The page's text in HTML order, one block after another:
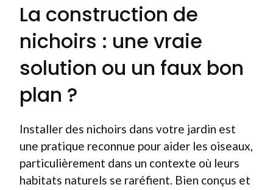
La construction de
nichoirs : une vraie
solution ou un faux bon
plan ?
Installer des nichoirs dans votre jardin est
une pratique reconnue pour aider les oiseaux,
particulièrement dans un contexte où leurs
habitats naturels se raréfient. Bien conçus et